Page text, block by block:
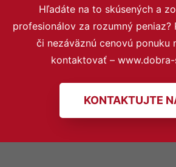
Hľadáte na to skúsených a
profesionálov za rozumný peniaz?
či nezáväznú cenovú ponuku
kontaktovať –
KONTAKTUJTE